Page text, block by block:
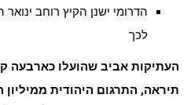
הדרומי ישנן הקיץ רוחב
לכך
העתיקות אביב שהועלו כארבעה
תיראה, התרגום היהודית